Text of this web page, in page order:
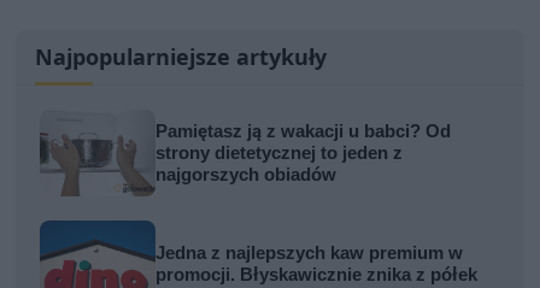
Najpopularniejsze artykuły
Pamiętasz ją z wakacji u babci? Od
strony dietetycznej to jeden z
najgorszych obiadów
Jedna z najlepszych kaw premium w
promocji. Błyskawicznie znika z półek